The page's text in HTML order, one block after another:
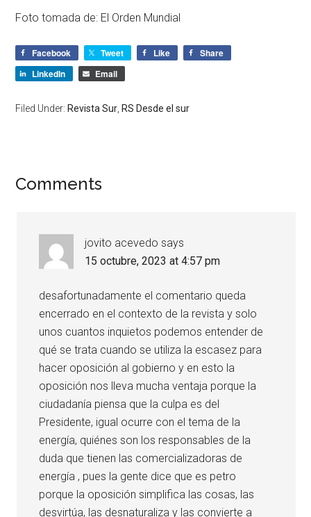
Foto tomada de: El Orden Mundial
Facebook Tweet Like
Share
LinkedIn
Email
Filed Under: Revista Sur, RS Desde el sur
Comments
jovito acevedo says
15 octubre, 2023 at 4:57 pm
desafortunadamente el comentario queda
encerrado en el contexto de la revista y solo
unos cuantos inquietos podemos entender de
qué se trata cuando se utiliza la escasez para
hacer oposición al gobierno y en esto la
oposición nos lleva mucha ventaja porque la
ciudadanía piensa que la culpa es del
Presidente, igual ocurre con el tema de la
energía, quiénes son los responsables de la
duda que tienen las comercializadoras de
energía , pues la gente dice que es petro
porque la oposición simplifica las cosas, las
desvirtúa, las desnaturaliza y las convierte a